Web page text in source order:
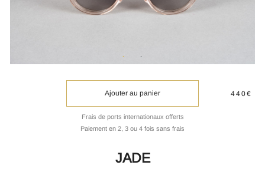
Ajouter au panier
Frais de ports internationaux offerts
Paiement en 2, 3 ou 4 fois sans frais
440€
JADE